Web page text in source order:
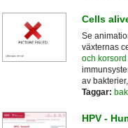
Cells
Se
växternas
och korsord
av
Taggar:
HPV -